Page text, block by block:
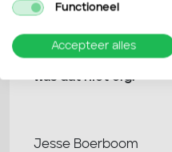
Verdo is heel erg
erg prettig. Ik heb
en als ik een keer
was dat niet erg.
Jesse Boerboom
Functioneel
Accepteer alles